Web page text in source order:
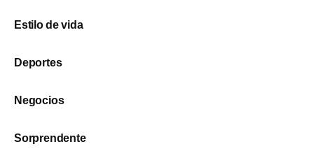
Estilo de vida
Deportes
Negocios
Sorprendente